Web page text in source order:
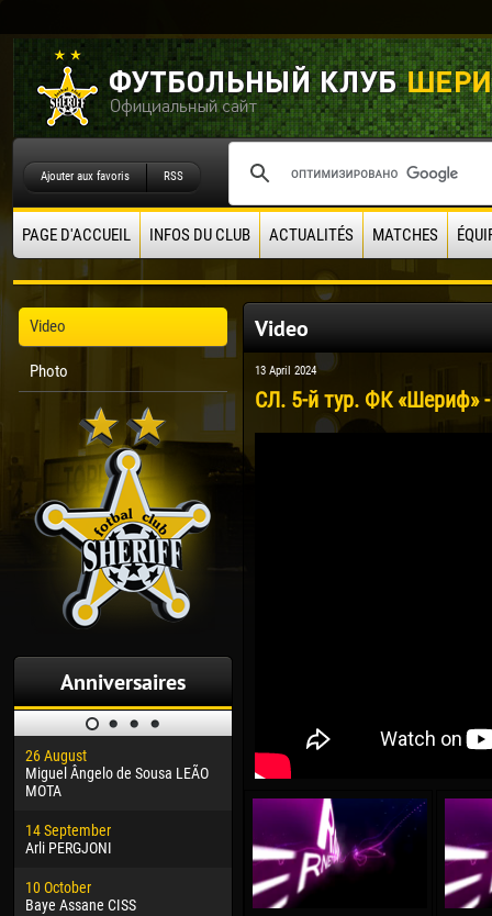
Ajouter aux favoris RSS
PAGE D'ACCUEIL INFOS DU CLUB ACTUALITÉS MATCHES
Video
Photo
Anniversaires
26 August
Miguel Ângelo de Sousa LEÃO
MOTA
14 September
Arli PERGJONI
10 October
Baye Assane CISS
30 January
Dhoraso Moreo KLAS
24 February
Vladislav COSTIN
02 March
Veaceslav COZMA
04
13
15
Video
13 April 2024
СЛ. 5-й тур. ФК «Шериф»